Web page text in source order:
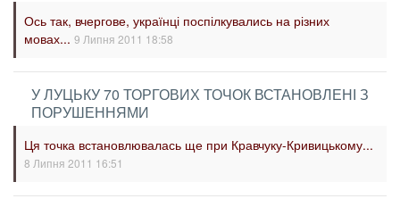
Ось так, вчергове, українці поспілкувались на різних
мовах... 9 Липня 2011 18:58
У ЛУЦЬКУ 70 ТОРГОВИХ ТОЧОК ВСТАНОВЛЕНІ З
ПОРУШЕННЯМИ
Ця точка встановлювалась ще при Кравчуку-Кривицькому...
8 Липня 2011 16:51